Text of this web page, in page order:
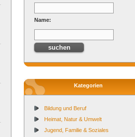
Name:
Kategorien
Bildung und Beruf
Heimat, Natur & Umwelt
Jugend, Familie & Soziales